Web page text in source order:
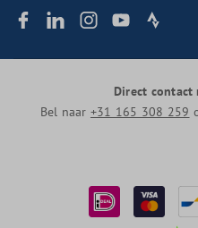
Direct contact
Bel naar +31 165 308 259